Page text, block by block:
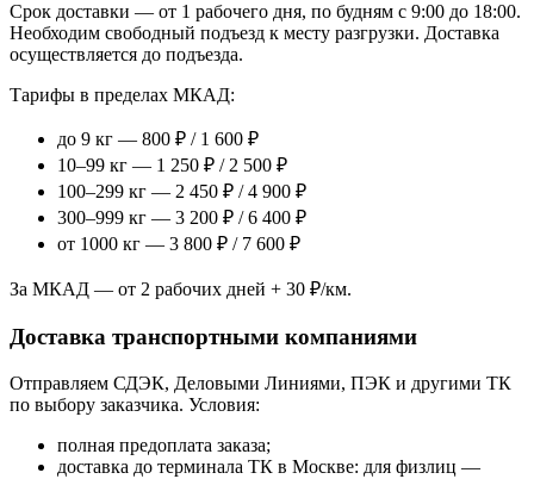
Срок доставки — от 1 рабочего дня, по будням с 9:00 до 18:00.
Необходим свободный подъезд к месту разгрузки. Доставка
осуществляется до подъезда.
Тарифы в пределах МКАД:
до 9 кг — 800 ₽ / 1 600 ₽
10–99 кг — 1 250 ₽ / 2 500 ₽
100–299 кг — 2 450 ₽ / 4 900 ₽
300–999 кг — 3 200 ₽ / 6 400 ₽
от 1000 кг — 3 800 ₽ / 7 600 ₽
За МКАД — от 2 рабочих дней + 30 ₽/км.
Доставка транспортными компаниями
Отправляем СДЭК, Деловыми Линиями, ПЭК и другими ТК
по выбору заказчика. Условия:
полная предоплата заказа;
доставка до терминала ТК в Москве: для физлиц —